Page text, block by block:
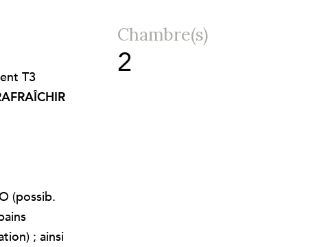
T3
(possib.
; ainsi
Chambre(s)
2